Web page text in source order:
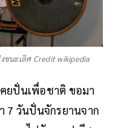
ชนะเลิศ Credit wikipedia
ยปั่นเพื่อชาติ ขอมา
7 วันปั่นจักรยานจาก